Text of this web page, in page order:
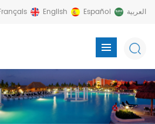
English Español العربية